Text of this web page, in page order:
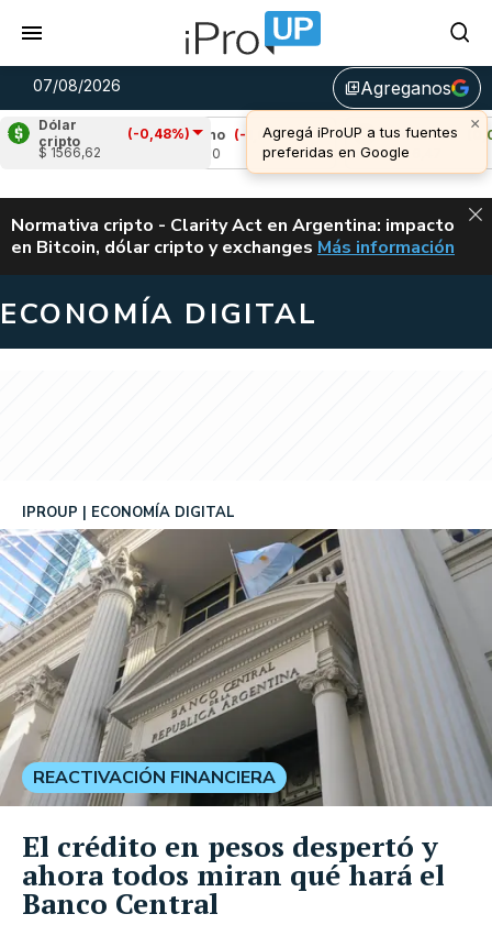
07/08/2026 library_addAgreganos
×
Agregá iProUP a tus fuentes
preferidas en Google
Dólar
cripto
(-0,48%)
$ 1566,62
Cardano
(-1,02%)
Avalanche
u$s 6,47
ALERTA
Normativa cripto - Clarity Act en Argentina: impacto
en Bitcoin, dólar cripto y exchanges CLARITY ACT EN
Más información
ECONOMÍA DIGITAL
IPROUP ECONOMÍA DIGITAL
REACTIVACIÓN FINANCIERA
El crédito en pesos despertó y
ahora todos miran qué hará el
Banco Central